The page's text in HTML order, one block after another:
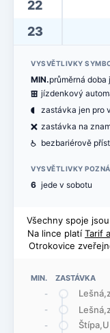
MIN. ZASTÁVKA
-
-
-
22
23
VYSVĚTLIVKY
MIN.průměrná
æ jízdenkový
( zastávka jen pro
ë zastávka na
@ bezbariérově
VYSVĚTLIVKY
6 jede v sobotu
Všechny spoje
Na lince platí Tarif
Otrokovice